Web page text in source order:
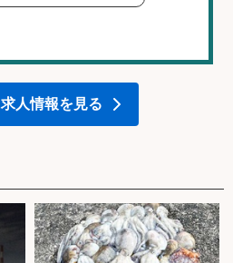
人情報を見る